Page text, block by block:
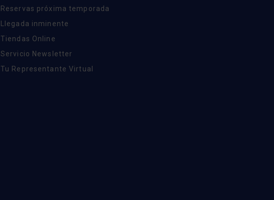
Reservas próxima temporada
Llegada inminente
Tiendas Online
Servicio Newsletter
Tu Representante Virtual